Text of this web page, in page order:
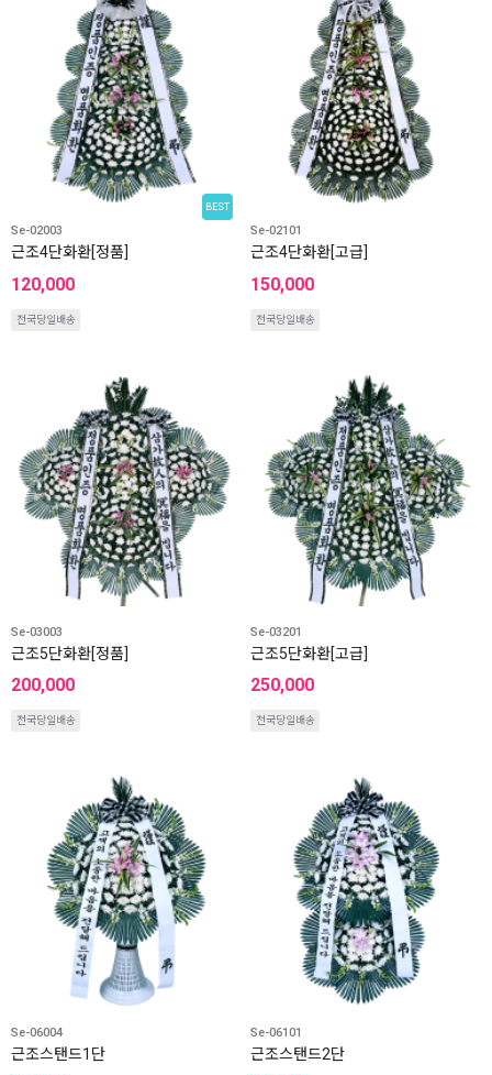
BEST
Se-02003
근조4단화환[정품]
120,000
전국당일배송
Se-02101
근조4단화환[고급]
150,000
전국당일배송
Se-03003
근조5단화환[정품]
200,000
전국당일배송
Se-03201
근조5단화환[고급]
250,000
전국당일배송
Se-06004
근조스탠드1단
Se-06101
근조스탠드2단